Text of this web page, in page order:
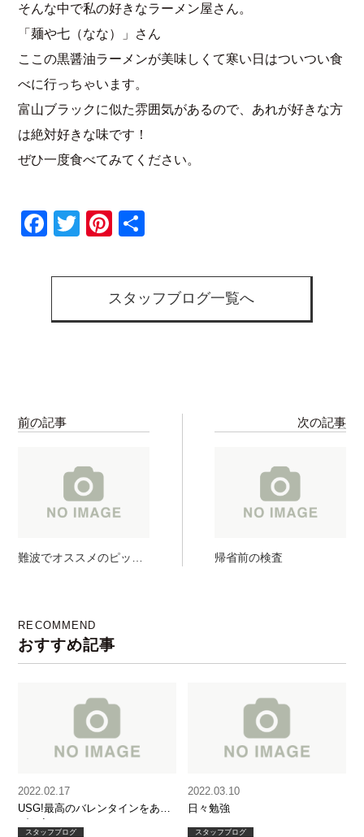
そんな中で私の好きなラーメン屋さん。
「麺や七（なな）」さん
ここの黒醤油ラーメンが美味しくて寒い日はついつい食
べに行っちゃいます。
富山ブラックに似た雰囲気があるので、あれが好きな方
は絶対好きな味です！
ぜひ一度食べてみてください。
Facebook
TwitterPinterest
スタッフブログ一覧へ
前の記事
難波でオススメのピッツ
次の記事
帰省前の検査
RECOMMEND
おすすめ記事
USG!最高のバレンタインをあり
がとう！
2022.02.17
スタッフブログ
日々勉強
2022.03.10
スタッフブログ